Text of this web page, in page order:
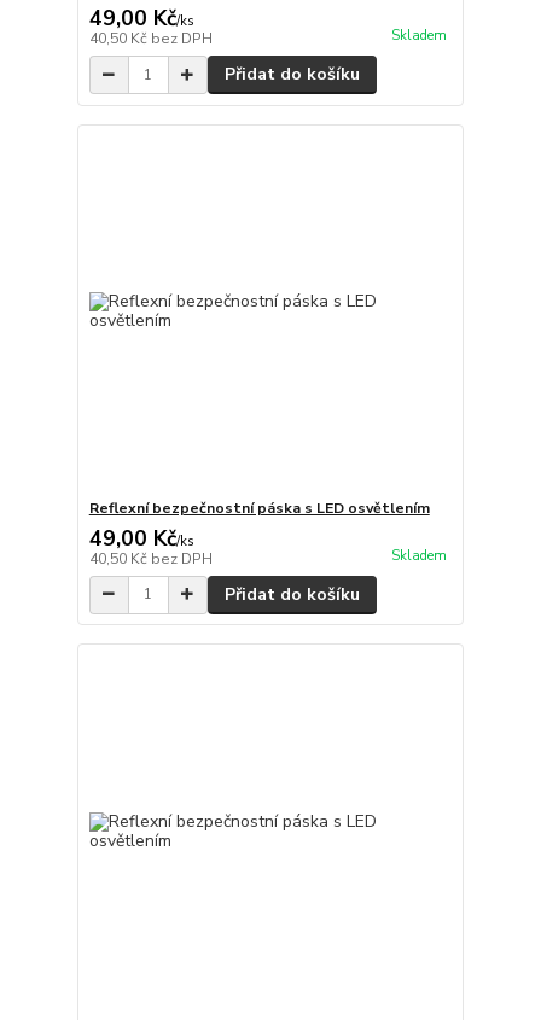
49,00 Kč/ks
40,50 Kč bez DPH Skladem
Přidat do košíku
Reflexní bezpečnostní páska s LED osvětlením
49,00 Kč/ks
40,50 Kč bez DPH Skladem
Přidat do košíku